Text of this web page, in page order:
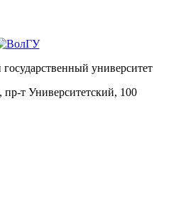
университет
пр-т Университетский, 100